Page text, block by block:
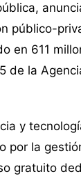
público-
en 611
de la
y
por la
gratuito